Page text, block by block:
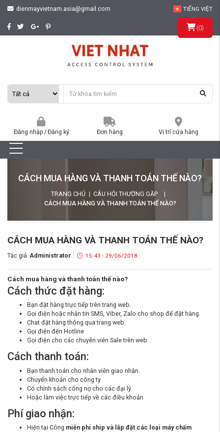
dienmayvietnam.asia@gmail.com TIẾNG VIỆT
(0)
Đăng nhập /Đăng ký Đơn hàng Vị trí cửa hàng
CÁCH MUA HÀNG VÀ THANH TOÁN THẾ NÀO?
TRANG CHỦ
CÂU HỎI THƯỜNG GẶP
CÁCH MUA HÀNG VÀ THANH TOÁN THẾ NÀO?
CÁCH MUA HÀNG VÀ THANH TOÁN THẾ NÀO?
Tác giả Administrator 15:43 - 29/06/2018
Cách mua hàng và thanh toán thế nào?
Cách thức đặt hàng:
Bạn đặt hàng trực tiếp trên trang web.
Gọi điện hoặc nhắn tin SMS, Viber, Zalo cho shop để đặt hàng.
Chat đặt hàng thông qua trang web.
Gọi điện đến Hotline
Gọi điện cho các chuyên viên Sale trên web
Cách thanh toán:
Bạn thanh toán cho nhân viên giao nhận.
Chuyển khoản cho công ty
Có chính sách công nợ cho các đại lý
Hoặc làm việc trực tiếp về các điều khoản
Phí giao nhận:
Hiện tại Công miễn phí ship và lắp đặt các loại máy chấm